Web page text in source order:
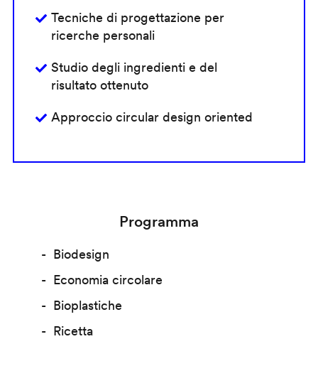
Tecniche di progettazione per
ricerche personali
Studio degli ingredienti e del
risultato ottenuto
Approccio circular design oriented
Programma
Biodesign
Economia circolare
Bioplastiche
Ricetta